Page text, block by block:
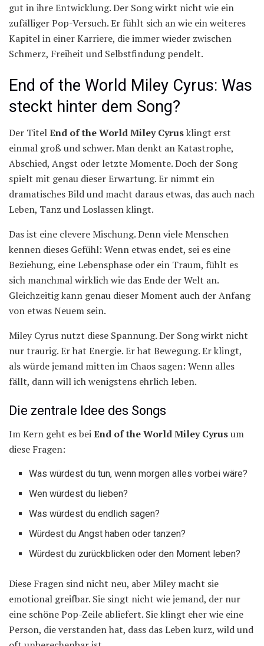
gut in ihre Entwicklung. Der Song wirkt nicht wie ein
zufälliger Pop-Versuch. Er fühlt sich an wie ein weiteres
Kapitel in einer Karriere, die immer wieder zwischen
Schmerz, Freiheit und Selbstfindung pendelt.
End of the World Miley Cyrus: Was
steckt hinter dem Song?
Der TitelEnd of the World Miley Cyrusklingt erst
einmal groß und schwer. Man denkt an Katastrophe,
Abschied, Angst oder letzte Momente. Doch der Song
spielt mit genau dieser Erwartung. Er nimmt ein
dramatisches Bild und macht daraus etwas, das auch nach
Leben, Tanz und Loslassen klingt.
Das ist eine clevere Mischung. Denn viele Menschen
kennen dieses Gefühl: Wenn etwas endet, sei es eine
Beziehung, eine Lebensphase oder ein Traum, fühlt es
sich manchmal wirklich wie das Ende der Welt an.
Gleichzeitig kann genau dieser Moment auch der Anfang
von etwas Neuem sein.
Miley Cyrus nutzt diese Spannung. Der Song wirkt nicht
nur traurig. Er hat Energie. Er hat Bewegung. Er klingt,
als würde jemand mitten im Chaos sagen: Wenn alles
fällt, dann will ich wenigstens ehrlich leben.
Die zentrale Idee des Songs
Im Kern geht es beiEnd of the World Miley Cyrusum
diese Fragen:
Was würdest du tun, wenn morgen alles vorbei wäre?
Wen würdest du lieben?
Was würdest du endlich sagen?
Würdest du Angst haben oder tanzen?
Würdest du zurückblicken oder den Moment leben?
Diese Fragen sind nicht neu, aber Miley macht sie
emotional greifbar. Sie singt nicht wie jemand, der nur
eine schöne Pop-Zeile abliefert. Sie klingt eher wie eine
Person, die verstanden hat, dass das Leben kurz, wild und